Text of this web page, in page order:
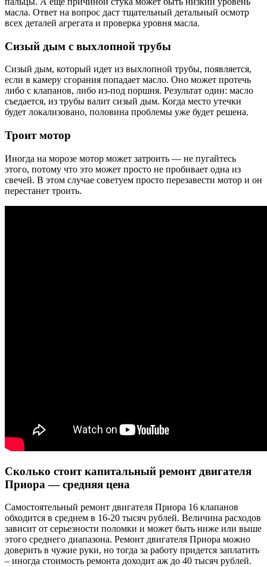
масла. Ответ на вопрос даст тщательный детальный осмотр
всех деталей агрегата и проверка уровня масла.
Сизый дым с выхлопной трубы
Сизый дым, который идет из выхлопной трубы, появляется,
если в камеру сгорания попадает масло. Оно может протечь
либо с клапанов, либо из-под поршня. Результат один: масло
съедается, из трубы валит сизый дым. Когда место утечки
будет локализовано, половина проблемы уже будет решена.
Троит мотор
Иногда на морозе мотор может затроить — не пугайтесь
этого, потому что это может просто не пробивает одна из
свечей. В этом случае советуем просто перезавести мотор и он
перестанет троить.
Сколько стоит капитальный ремонт двигателя
Приора — средняя цена
Самостоятельный ремонт двигателя Приора 16 клапанов
обходится в среднем в 16-20 тысяч рублей. Величина расходов
зависит от серьезности поломки и может быть ниже или выше
этого среднего диапазона. Ремонт двигателя Приора можно
доверить в чужие руки, но тогда за работу придется заплатить
– иногда стоимость ремонта доходит аж до 40 тысяч рублей.